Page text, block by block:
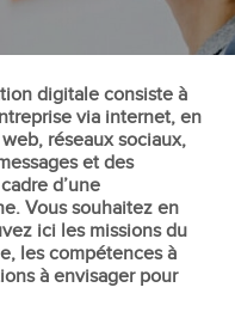
digitale consiste à
via internet, en
réseaux sociaux,
et des
d’une
Vous souhaitez en
ici les missions du
les compétences à
à envisager pour